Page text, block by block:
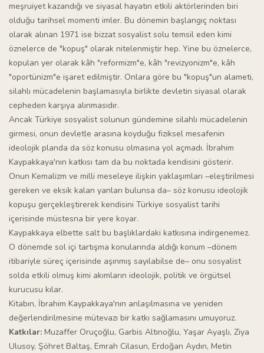
meşruiyet kazandığı ve siyasal hayatın etkili aktörlerinden biri
olduğu tarihsel momenti imler. Bu dönemin başlangıç noktası
olarak alınan 1971 ise bizzat sosyalist solu temsil eden kimi
öznelerce de "kopuş" olarak nitelenmiştir hep. Yine bu öznelerce,
kopulan yer olarak kâh "reformizm"e, kâh "revizyonizm"e, kâh
"oportünizm"e işaret edilmiştir. Onlara göre bu "kopuş"un alameti,
silahlı mücadelenin başlamasıyla birlikte devletin siyasal olarak
cepheden karşıya alınmasıdır.
Ancak Türkiye sosyalist solunun gündemine silahlı mücadelenin
girmesi, onun devletle arasına koyduğu fiziksel mesafenin
ideolojik planda da söz konusu olmasına yol açmadı. İbrahim
Kaypakkaya'nın katkısı tam da bu noktada kendisini gösterir.
Onun Kemalizm ve milli meseleye ilişkin yaklaşımları –eleştirilmesi
gereken ve eksik kalan yanları bulunsa da– söz konusu ideolojik
kopuşu gerçekleştirerek kendisini Türkiye sosyalist tarihi
içerisinde müstesna bir yere koyar.
Kaypakkaya elbette salt bu başlıklardaki katkısına indirgenemez.
O dönemde sol içi tartışma konularında aldığı konum –dönem
itibariyle süreç içerisinde aşınmış sayılabilse de– onu sosyalist
solda etkili olmuş kimi akımların ideolojik, politik ve örgütsel
kurucusu kılar.
Kitabın, İbrahim Kaypakkaya'nın anlaşılmasına ve yeniden
değerlendirilmesine mütevazı bir katkı sağlamasını umuyoruz.
Katkılar: Muzaffer Oruçoğlu, Garbis Altınoğlu, Yaşar Ayaşlı, Ziya
Ulusoy, Şöhret Baltaş, Emrah Cilasun, Erdoğan Aydın, Metin